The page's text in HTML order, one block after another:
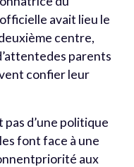
avait lieu le
centre,
parents
confier leur
pas d’une politique
font face à une
aux